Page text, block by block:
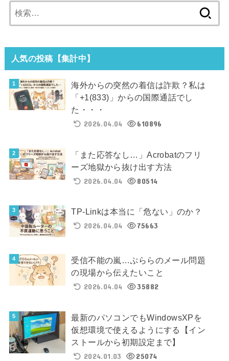
索:
人気の投稿【集計中】
海外からの突然の着信は詐欺？私は
「+1(833)」からの国際通話でし
た・・・
2026.04.04
610896
「また応答なし…」Acrobatのフリ
ーズ地獄から抜け出す方法
2026.04.04
80514
TP-Linkは本当に「危ない」のか？
2026.04.04
75663
受信不能の嵐…ぷららのメール問題
の現場から伝えたいこと
2026.04.04
35882
最新のパソコンでもWindowsXPを
仮想環境で使えるようにする【イン
ストールから初期設定まで】
2024.01.03
25074